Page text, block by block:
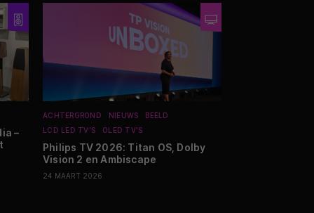
–
ACHTERGROND NIEUWS
BEELD
LCD LED TV'S
OLED TV'S
Philips TV 2026: Titan OS, Dolby
Vision 2 en Ambiscape
24 MAART 2026